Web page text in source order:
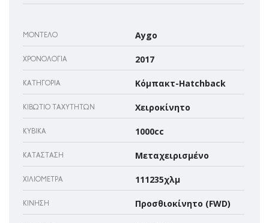
ΜΟΝΤΈΛΟ Aygo
ΧΡΟΝΟΛΟΓΊΑ 2017
ΚΑΤΗΓΟΡΊΑ Κόμπακτ-Hatchback
ΚΙΒΏΤΙΟ ΤΑΧΥΤΉΤΩΝ Χειροκίνητο
ΚΥΒΙΚΆ 1000cc
ΚΑΤΆΣΤΑΣΗ Μεταχειρισμένο
ΧΙΛΙΌΜΕΤΡΑ 111235χλμ
ΚΊΝΗΣΗ Προσθιοκίνητο (FWD)